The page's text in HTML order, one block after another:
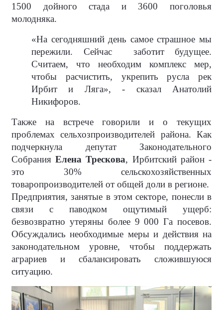
1500 дойного стада и 3600 поголовья
молодняка.
«На сегодняшний день самое страшное мы
пережили. Сейчас
заботит будущее.
Считаем, что необходим комплекс мер,
чтобы расчистить, укрепить русла рек
Ирбит и Ляга», - сказал Анатолий
Никифоров.
Также на встрече говорили и о текущих
проблемах сельхозпроизводителей района. Как
подчеркнула депутат Законодательного
Собрания Елена Трескова, Ирбитский район -
это 30% сельскохозяйственных
товаропроизводителей от общей доли в регионе.
Предприятия, занятые в этом секторе, понесли в
связи с паводком ощутимый ущерб:
безвозвратно утеряны более 9 000 Га посевов.
Обсуждались необходимые меры и действия на
законодательном уровне, чтобы поддержать
аграриев и сбалансировать сложившуюся
ситуацию.